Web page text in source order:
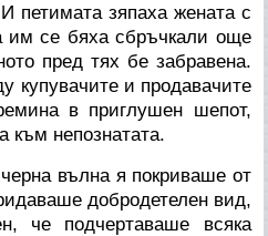
петимата зяпаха жената с
им се бяха сбръчкали още
пред тях бе забравена.
купувачите и продавачите
в приглушен шепот,
към непознатата.
вълна я покриваше от
добродетелен вид,
че подчертаваше всяка